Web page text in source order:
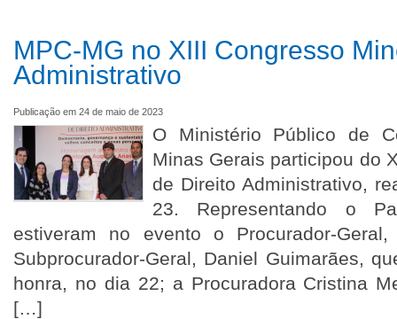
MPC-MG no XIII Congresso
Administrativo
Publicação em 24 de maio de 2023
O Ministério Público de
Minas Gerais participou do
de Direito Administrativo,
23. Representando o
estiveram no evento o Procurador-
Subprocurador-Geral, Daniel Guimarães,
honra, no dia 22; a Procuradora Cristina
[…]